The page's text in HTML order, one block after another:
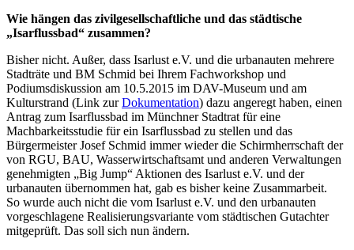
Wie hängen das zivilgesellschaftliche und das städtische
„Isarflussbad“ zusammen?
Bisher nicht. Außer, dass Isarlust e.V. und die urbanauten mehrere
Stadträte und BM Schmid bei Ihrem Fachworkshop und
Podiumsdiskussion am 10.5.2015 im DAV-Museum und am
Kulturstrand (Link zurDokumentation) dazu angeregt haben, einen
Antrag zum Isarflussbad im Münchner Stadtrat für eine
Machbarkeitsstudie für ein Isarflussbad zu stellen und das
Bürgermeister Josef Schmid immer wieder die Schirmherrschaft der
von RGU, BAU, Wasserwirtschaftsamt und anderen Verwaltungen
genehmigten „Big Jump“ Aktionen des Isarlust e.V. und der
urbanauten übernommen hat, gab es bisher keine Zusammarbeit.
So wurde auch nicht die vom Isarlust e.V. und den urbanauten
vorgeschlagene Realisierungsvariante vom städtischen Gutachter
mitgeprüft. Das soll sich nun ändern.